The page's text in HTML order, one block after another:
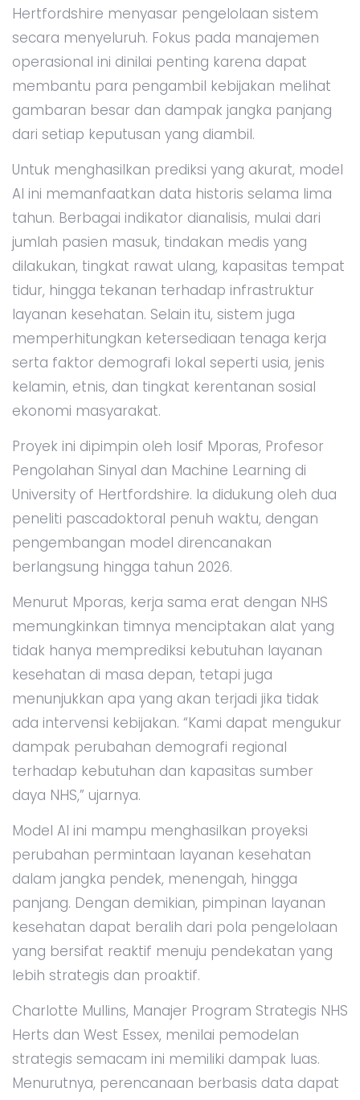
Hertfordshire menyasar pengelolaan sistem
secara menyeluruh. Fokus pada manajemen
operasional ini dinilai penting karena dapat
membantu para pengambil kebijakan melihat
gambaran besar dan dampak jangka panjang
dari setiap keputusan yang diambil.
Untuk menghasilkan prediksi yang akurat, model
AI ini memanfaatkan data historis selama lima
tahun. Berbagai indikator dianalisis, mulai dari
jumlah pasien masuk, tindakan medis yang
dilakukan, tingkat rawat ulang, kapasitas tempat
tidur, hingga tekanan terhadap infrastruktur
layanan kesehatan. Selain itu, sistem juga
memperhitungkan ketersediaan tenaga kerja
serta faktor demografi lokal seperti usia, jenis
kelamin, etnis, dan tingkat kerentanan sosial
ekonomi masyarakat.
Proyek ini dipimpin oleh Iosif Mporas, Profesor
Pengolahan Sinyal dan Machine Learning di
University of Hertfordshire. Ia didukung oleh dua
peneliti pascadoktoral penuh waktu, dengan
pengembangan model direncanakan
berlangsung hingga tahun 2026.
Menurut Mporas, kerja sama erat dengan NHS
memungkinkan timnya menciptakan alat yang
tidak hanya memprediksi kebutuhan layanan
kesehatan di masa depan, tetapi juga
menunjukkan apa yang akan terjadi jika tidak
ada intervensi kebijakan. “Kami dapat mengukur
dampak perubahan demografi regional
terhadap kebutuhan dan kapasitas sumber
daya NHS,” ujarnya.
Model AI ini mampu menghasilkan proyeksi
perubahan permintaan layanan kesehatan
dalam jangka pendek, menengah, hingga
panjang. Dengan demikian, pimpinan layanan
kesehatan dapat beralih dari pola pengelolaan
yang bersifat reaktif menuju pendekatan yang
lebih strategis dan proaktif.
Charlotte Mullins, Manajer Program Strategis NHS
Herts dan West Essex, menilai pemodelan
strategis semacam ini memiliki dampak luas.
Menurutnya, perencanaan berbasis data dapat